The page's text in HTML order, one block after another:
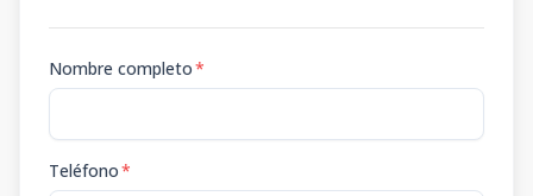
Nombre completo*
Teléfono*